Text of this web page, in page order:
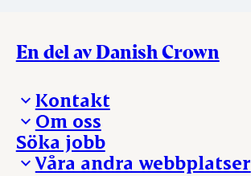
En del av Danish Crown
Kontakt
Presskontakt – För dig som är journalist
Reklamation
Visselblåsning
Om oss
Vi tar ledningen
Våra ställen
Söka jobb
Våra andra webbplatser